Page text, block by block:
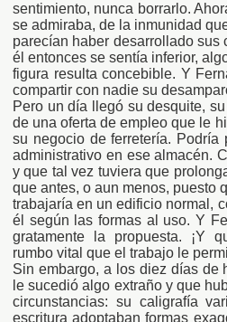
sentimiento, nunca borrarlo.
se admiraba, de la inmunidad
parecían haber desarrollado sus
él entonces se sentía inferior,
figura resulta concebible. Y
compartir con nadie su
Pero un día llegó su desquite,
de una oferta de empleo que le
su negocio de ferretería.
administrativo en ese almacén.
y que tal vez tuviera que
que antes, o aun menos, puesto
trabajaría en un edificio normal,
él según las formas al uso. Y
gratamente la propuesta. ¡Y
rumbo vital que el trabajo le
Sin embargo, a los diez días de
le sucedió algo extraño y que
circunstancias: su caligrafía
escritura adoptaban formas